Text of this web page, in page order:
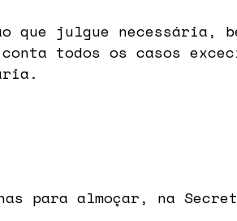
julgue necessária,
todos os casos
para almoçar, na